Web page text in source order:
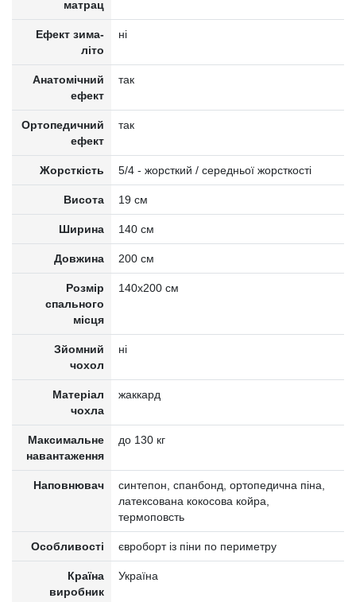
матрац
Ефект зима-
літо
ні
Анатомічний
ефект
так
Ортопедичний
ефект
так
Жорсткість 5/4 - жорсткий / середньої жорсткості
Висота 19 см
Ширина 140 см
Довжина 200 см
Розмір
спального
місця
140x200 см
Зйомний
чохол
ні
Матеріал
чохла
жаккард
Максимальне
навантаження
до 130 кг
Наповнювач
синтепон, спанбонд, ортопедична піна,
латексована кокосова койра,
термоповсть
Особливості євроборт із піни по периметру
Країна
виробник
Україна